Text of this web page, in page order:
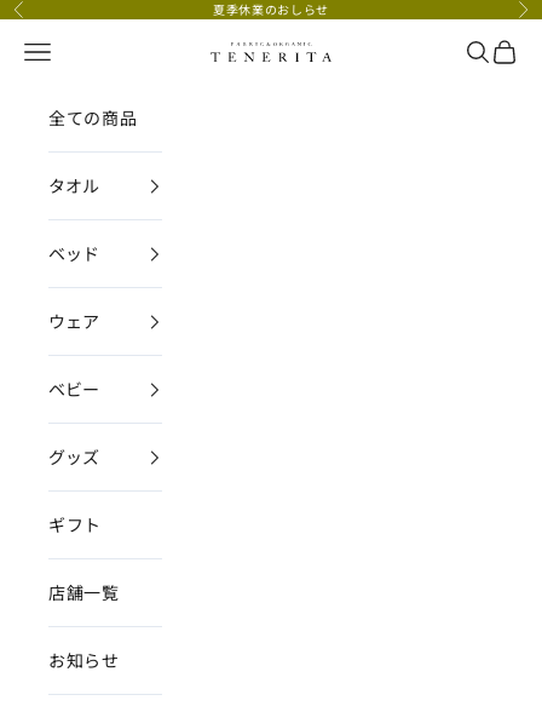
コンテンツへスキップ
前へ 夏季休業のおしらせ 次
TENERITA公式オンラインストア
メニュー 検索カー
全ての商品
タオル
ベッド
ウェア
ベビー
グッズ
ギフト
店舗一覧
お知らせ